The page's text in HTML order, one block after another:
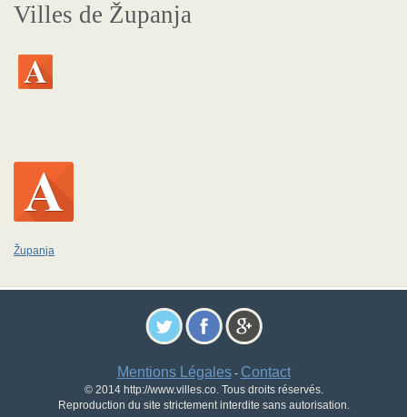
Villes de Županja
Županja
Mentions Légales- Contact
© 2014 http://www.villes.co. Tous droits réservés.
Reproduction du site strictement interdite sans autorisation.